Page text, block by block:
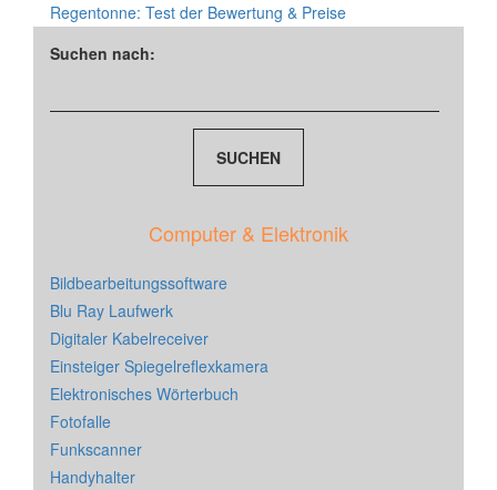
Regentonne: Test der Bewertung & Preise
Suchen nach:
Computer & Elektronik
Bildbearbeitungssoftware
Blu Ray Laufwerk
Digitaler Kabelreceiver
Einsteiger Spiegelreflexkamera
Elektronisches Wörterbuch
Fotofalle
Funkscanner
Handyhalter